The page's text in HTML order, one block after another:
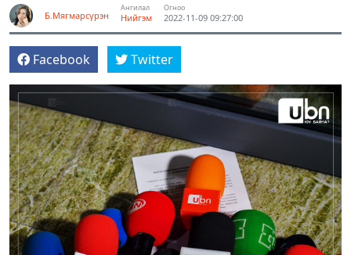
Б.Мягмарсүрэн
Ангилал
Нийгэм
Огноо
2022-11-09 09:27:00
Facebook Twitter